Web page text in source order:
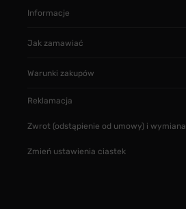
Informacje
Jak zamawiać
Warunki zakupów
Reklamacja
Zwrot (odstąpienie od umowy) i wymiana
Zmień ustawienia ciastek